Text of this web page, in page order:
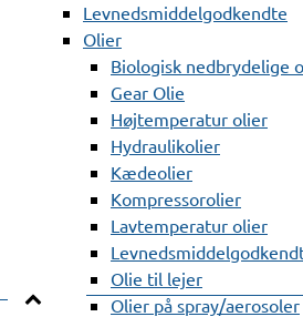
Levnedsmiddelgodkendte
Olier
Biologisk nedbrydelige
Gear Olie
Højtemperatur olier
Hydraulikolier
Kædeolier
Kompressorolier
Lavtemperatur olier
Olie til lejer
Olier på spray/aerosoler